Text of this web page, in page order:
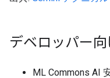
デベロッパー
ML Commons AI